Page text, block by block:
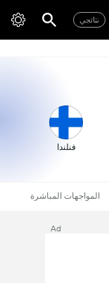
نتائجي
فنلندا
المواجهات المباشرة
Ad